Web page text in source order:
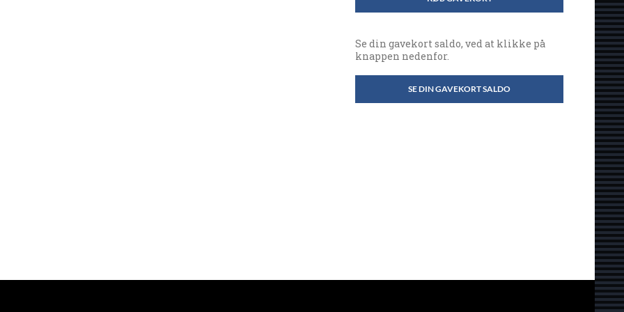
Se din gavekort saldo, ved at klikke på
knappen nedenfor.
SE DIN GAVEKORT SALDO